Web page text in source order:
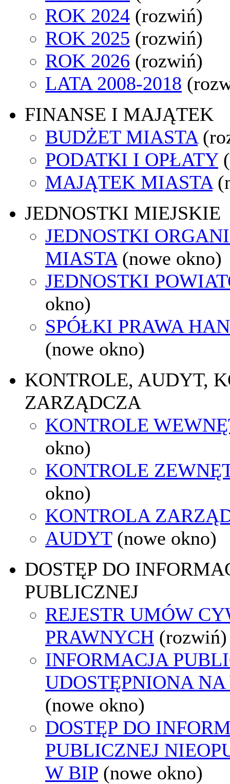
ROK 2024 (rozwiń)
ROK 2025 (rozwiń)
ROK 2026 (rozwiń)
LATA 2008-2018
FINANSE I MAJĄTEK
BUDŻET MIASTA
PODATKI I OPŁATY
MAJĄTEK MIASTA
JEDNOSTKI MIEJSKIE
JEDNOSTKI
MIASTA (nowe okno)
JEDNOSTKI
okno)
SPÓŁKI PRAWA
(nowe okno)
KONTROLE, AUDYT,
ZARZĄDCZA
KONTROLE
okno)
KONTROLE
okno)
KONTROLA
AUDYT (nowe okno)
DOSTĘP DO
PUBLICZNEJ
REJESTR UMÓW
PRAWNYCH (rozwiń)
INFORMACJA
UDOSTĘPNIONA
(nowe okno)
DOSTĘP DO
PUBLICZNEJ
W BIP (nowe okno)